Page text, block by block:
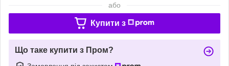
або
Купити з
Що таке купити з Пром?